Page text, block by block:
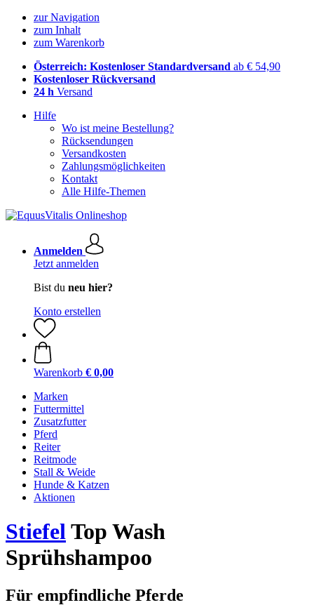
zur Navigation
zum Inhalt
zum Warenkorb
Österreich: Kostenloser Standardversand ab € 54,90
Kostenloser Rückversand
24 h Versand
Hilfe
Wo ist meine Bestellung?
Rücksendungen
Versandkosten
Zahlungsmöglichkeiten
Kontakt
Alle Hilfe-Themen
Anmelden
Jetzt anmelden
Bist du neu hier?
Konto erstellen
Warenkorb € 0,00
Marken
Futtermittel
Zusatzfutter
Pferd
Reiter
Reitmode
Stall & Weide
Hunde & Katzen
Aktionen
StiefelTop Wash
Sprühshampoo
Für empfindliche Pferde